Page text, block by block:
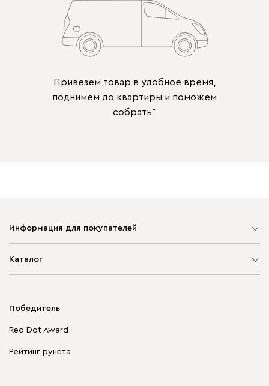
Привезем товар в удобное время,
поднимем до квартиры и поможем
собрать*
Информация для покупателей
Каталог
Корпусная мебель
Столы и стулья
Победитель
Red Dot Award
Рейтинг рунета